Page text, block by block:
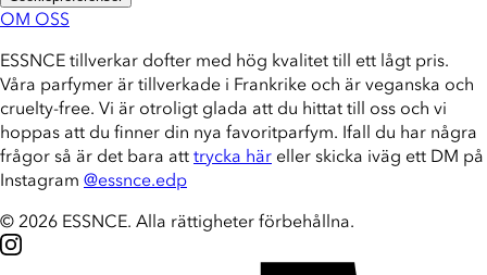
OM OSS
ESSNCE tillverkar dofter med hög kvalitet till ett lågt pris.
Våra parfymer är tillverkade i Frankrike och är veganska och
cruelty-free. Vi är otroligt glada att du hittat till oss och vi
hoppas att du finner din nya favoritparfym. Ifall du har några
frågor så är det bara atttrycka här eller skicka iväg ett DM på
Instagram @essnce.edp
© 2026 ESSNCE. Alla rättigheter förbehållna.